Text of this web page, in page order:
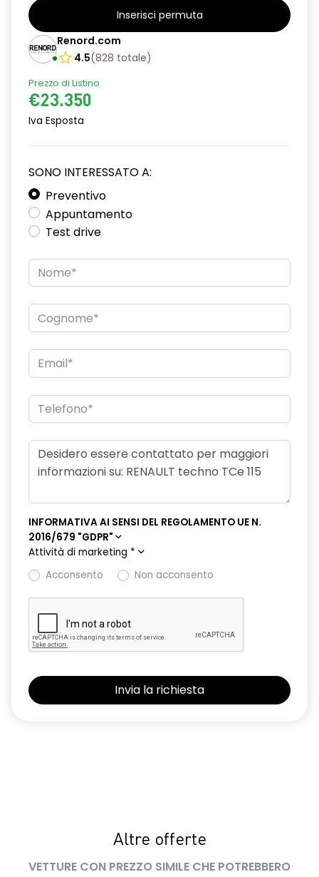
Inserisci permuta
Renord.com
4.5(828 totale)
Prezzo di Listino
€23.350
Iva Esposta
SONO INTERESSATO A:
Preventivo
Appuntamento
Test drive
INFORMATIVA AI SENSI DEL REGOLAMENTO UE N.
2016/679 "GDPR"
Attività di marketing *
Acconsento
Non acconsento
Altre offerte
VETTURE CON PREZZO SIMILE CHE POTREBBERO